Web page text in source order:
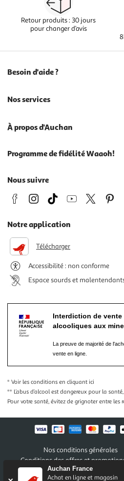
Auchan France
Achat en ligne et magasin
Retour produits : 30 jours
pour changer d’avis
Besoin d'aide ?
Nos services
À propos d'Auchan
Programme de fidélité Waaoh!
Nous suivre
Notre application
Télécharger
Accessibilité : non conforme
Espace sourds et
Interdiction de
alcooliques aux
La preuve de majorité de
vente en ligne.
* Voir les conditions en cliquant ici
** L’abus d’alcool est dangereux pour la
Pour votre santé, évitez de grignoter entre les
Nos conditions générales
Conditions des offres et
Politique de confidentialité